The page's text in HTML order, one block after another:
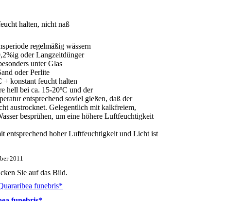
halten, nicht naß
regelmäßig wässern
oder Langzeitdünger
unter Glas
oder Perlite
+ konstant feucht halten
hell bei ca. 15-20ºC und der
entsprechend soviel gießen, daß der
austrocknet. Gelegentlich mit kalkfreiem,
besprühen, um eine höhere Luftfeuchtigkeit
entsprechend hoher Luftfeuchtigkeit und Licht ist
2011
Sie auf das Bild.